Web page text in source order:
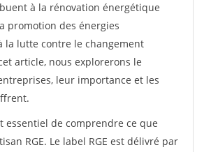
à la rénovation énergétique
promotion des énergies
la lutte contre le changement
article, nous explorerons le
leur importance et les
essentiel de comprendre ce que
RGE. Le label RGE est délivré par